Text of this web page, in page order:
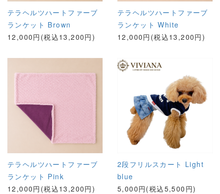
テラヘルツハートファーブ
ランケット Brown
12,000円(税込13,200円)
テラヘルツハートファーブ
ランケット White
12,000円(税込13,200円)
テラヘルツハートファーブ
ランケット Pink
12,000円(税込13,200円)
2段フリルスカート Light
blue
5,000円(税込5,500円)